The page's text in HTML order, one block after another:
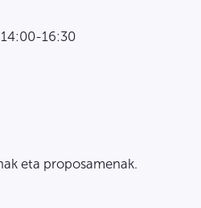
16:30
eta proposamenak.